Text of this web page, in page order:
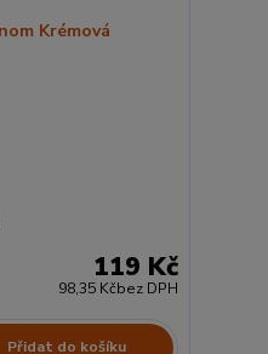
119 Kč
98,35 Kčbez DPH
Přidat do košíku